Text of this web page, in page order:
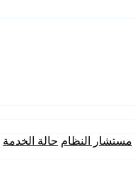
مستشار النظام حالة الخدمة